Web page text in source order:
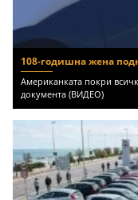
108-годишна жена
Американката покри
документа (ВИДЕО)